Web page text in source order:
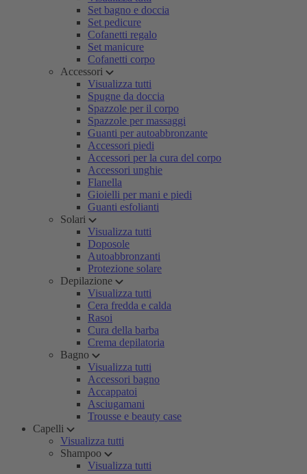
Set bagno e doccia
Set pedicure
Cofanetti regalo
Set manicure
Cofanetti corpo
Accessori
Visualizza tutti
Spugne da doccia
Spazzole per il corpo
Spazzole per massaggi
Guanti per autoabbronzante
Accessori piedi
Accessori per la cura del corpo
Accessori unghie
Flanella
Gioielli per mani e piedi
Guanti esfolianti
Solari
Visualizza tutti
Doposole
Autoabbronzanti
Protezione solare
Depilazione
Visualizza tutti
Cera fredda e calda
Rasoi
Cura della barba
Crema depilatoria
Bagno
Visualizza tutti
Accessori bagno
Accappatoi
Asciugamani
Trousse e beauty case
Capelli
Visualizza tutti
Shampoo
Visualizza tutti